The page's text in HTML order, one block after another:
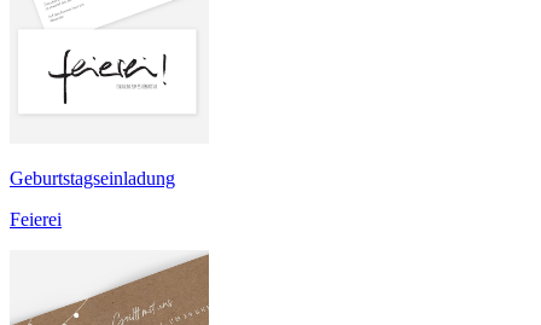
Geburtstagseinladung
Feierei